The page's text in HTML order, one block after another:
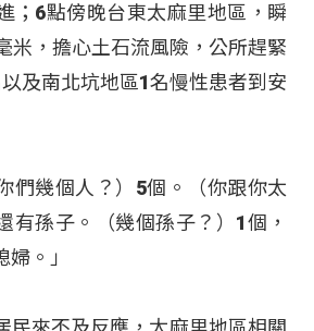
；6點傍晚台東太麻里地區，瞬
米，擔心土石流風險，公所趕緊
及南北坑地區1名慢性患者到安
們幾個人？）5個。（你跟你太
有孫子。（幾個孫子？）1個，
。」